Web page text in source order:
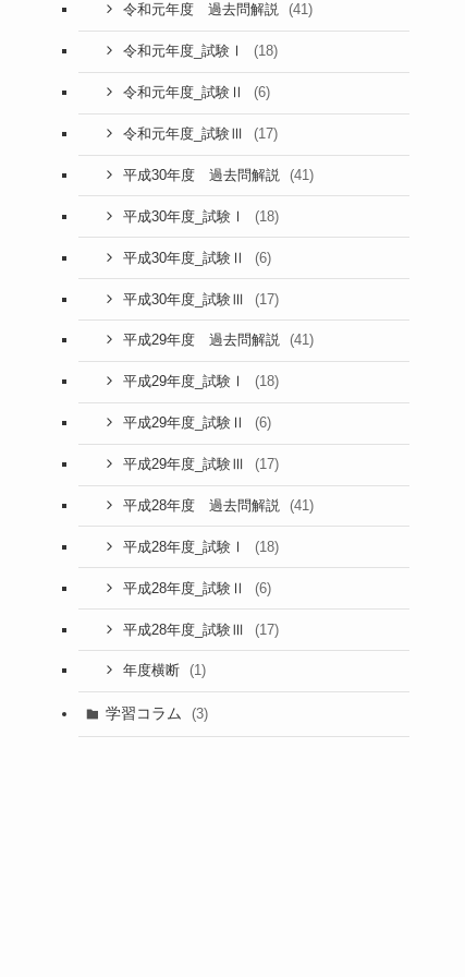
令和元年度 過去問解説 (41)
令和元年度_試験Ⅰ (18)
令和元年度_試験Ⅱ (6)
令和元年度_試験Ⅲ (17)
平成30年度 過去問解説 (41)
平成30年度_試験Ⅰ (18)
平成30年度_試験Ⅱ (6)
平成30年度_試験Ⅲ (17)
平成29年度 過去問解説 (41)
平成29年度_試験Ⅰ (18)
平成29年度_試験Ⅱ (6)
平成29年度_試験Ⅲ (17)
平成28年度 過去問解説 (41)
平成28年度_試験Ⅰ (18)
平成28年度_試験Ⅱ (6)
平成28年度_試験Ⅲ (17)
年度横断 (1)
学習コラム (3)